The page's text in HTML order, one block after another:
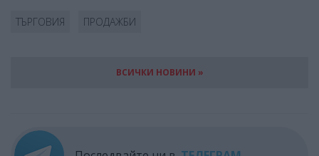
ТЪРГОВИЯ ПРОДАЖБИ
ВСИЧКИ НОВИНИ »